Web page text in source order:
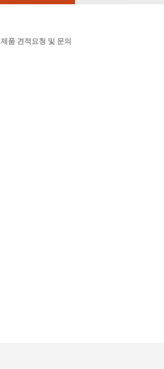
제품 견적요청 및 문의